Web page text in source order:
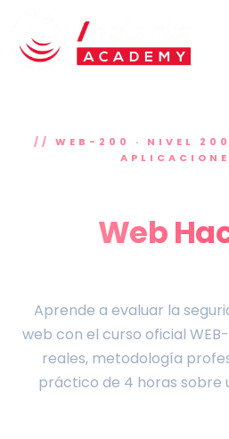
contenido
WEB-200 · NIVEL 200
Web
Aprende a evaluar la
web con el curso oficial
reales, metodología
práctico de 4 horas sobre